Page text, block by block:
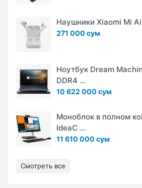
Наушники Xiaomi Mi
271 000 сум
Ноутбук Dream
DDR4 ...
10 622 000 сум
Моноблок в полном
IdeaC ...
11 610 000 сум
Смотреть все